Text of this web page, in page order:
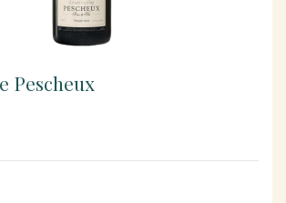
Pescheux